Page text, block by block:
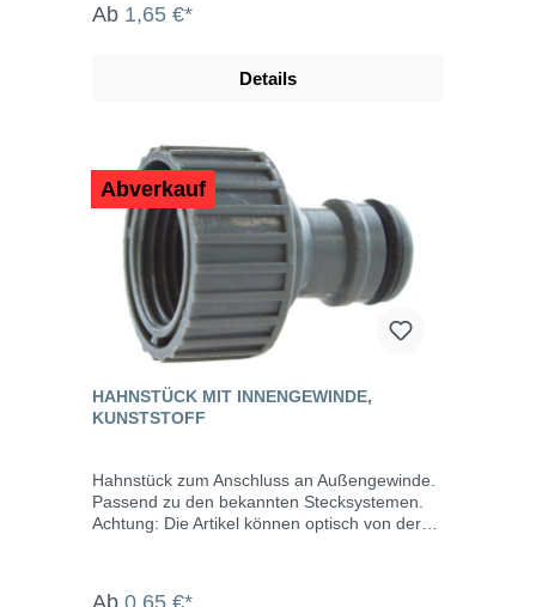
Ab 1,65 €*
Details
Abverkauf
HAHNSTÜCK MIT INNENGEWINDE,
KUNSTSTOFF
Hahnstück zum Anschluss an Außengewinde.
Passend zu den bekannten Stecksystemen.
Achtung: Die Artikel können optisch von der
Ab 0,65 €*